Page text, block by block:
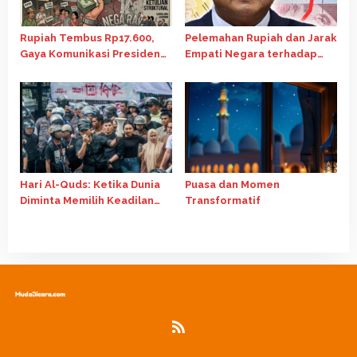
Rupiah Tembus Rp17.600,
Gaya Komunikasi Presiden
Pelemahan Rupiah dan Jarak
Empati Negara terhadap
Hari Al-Quds: Ketika Dunia
Diminta Memilih Keadilan
Puasa dan Momen
Transformatif